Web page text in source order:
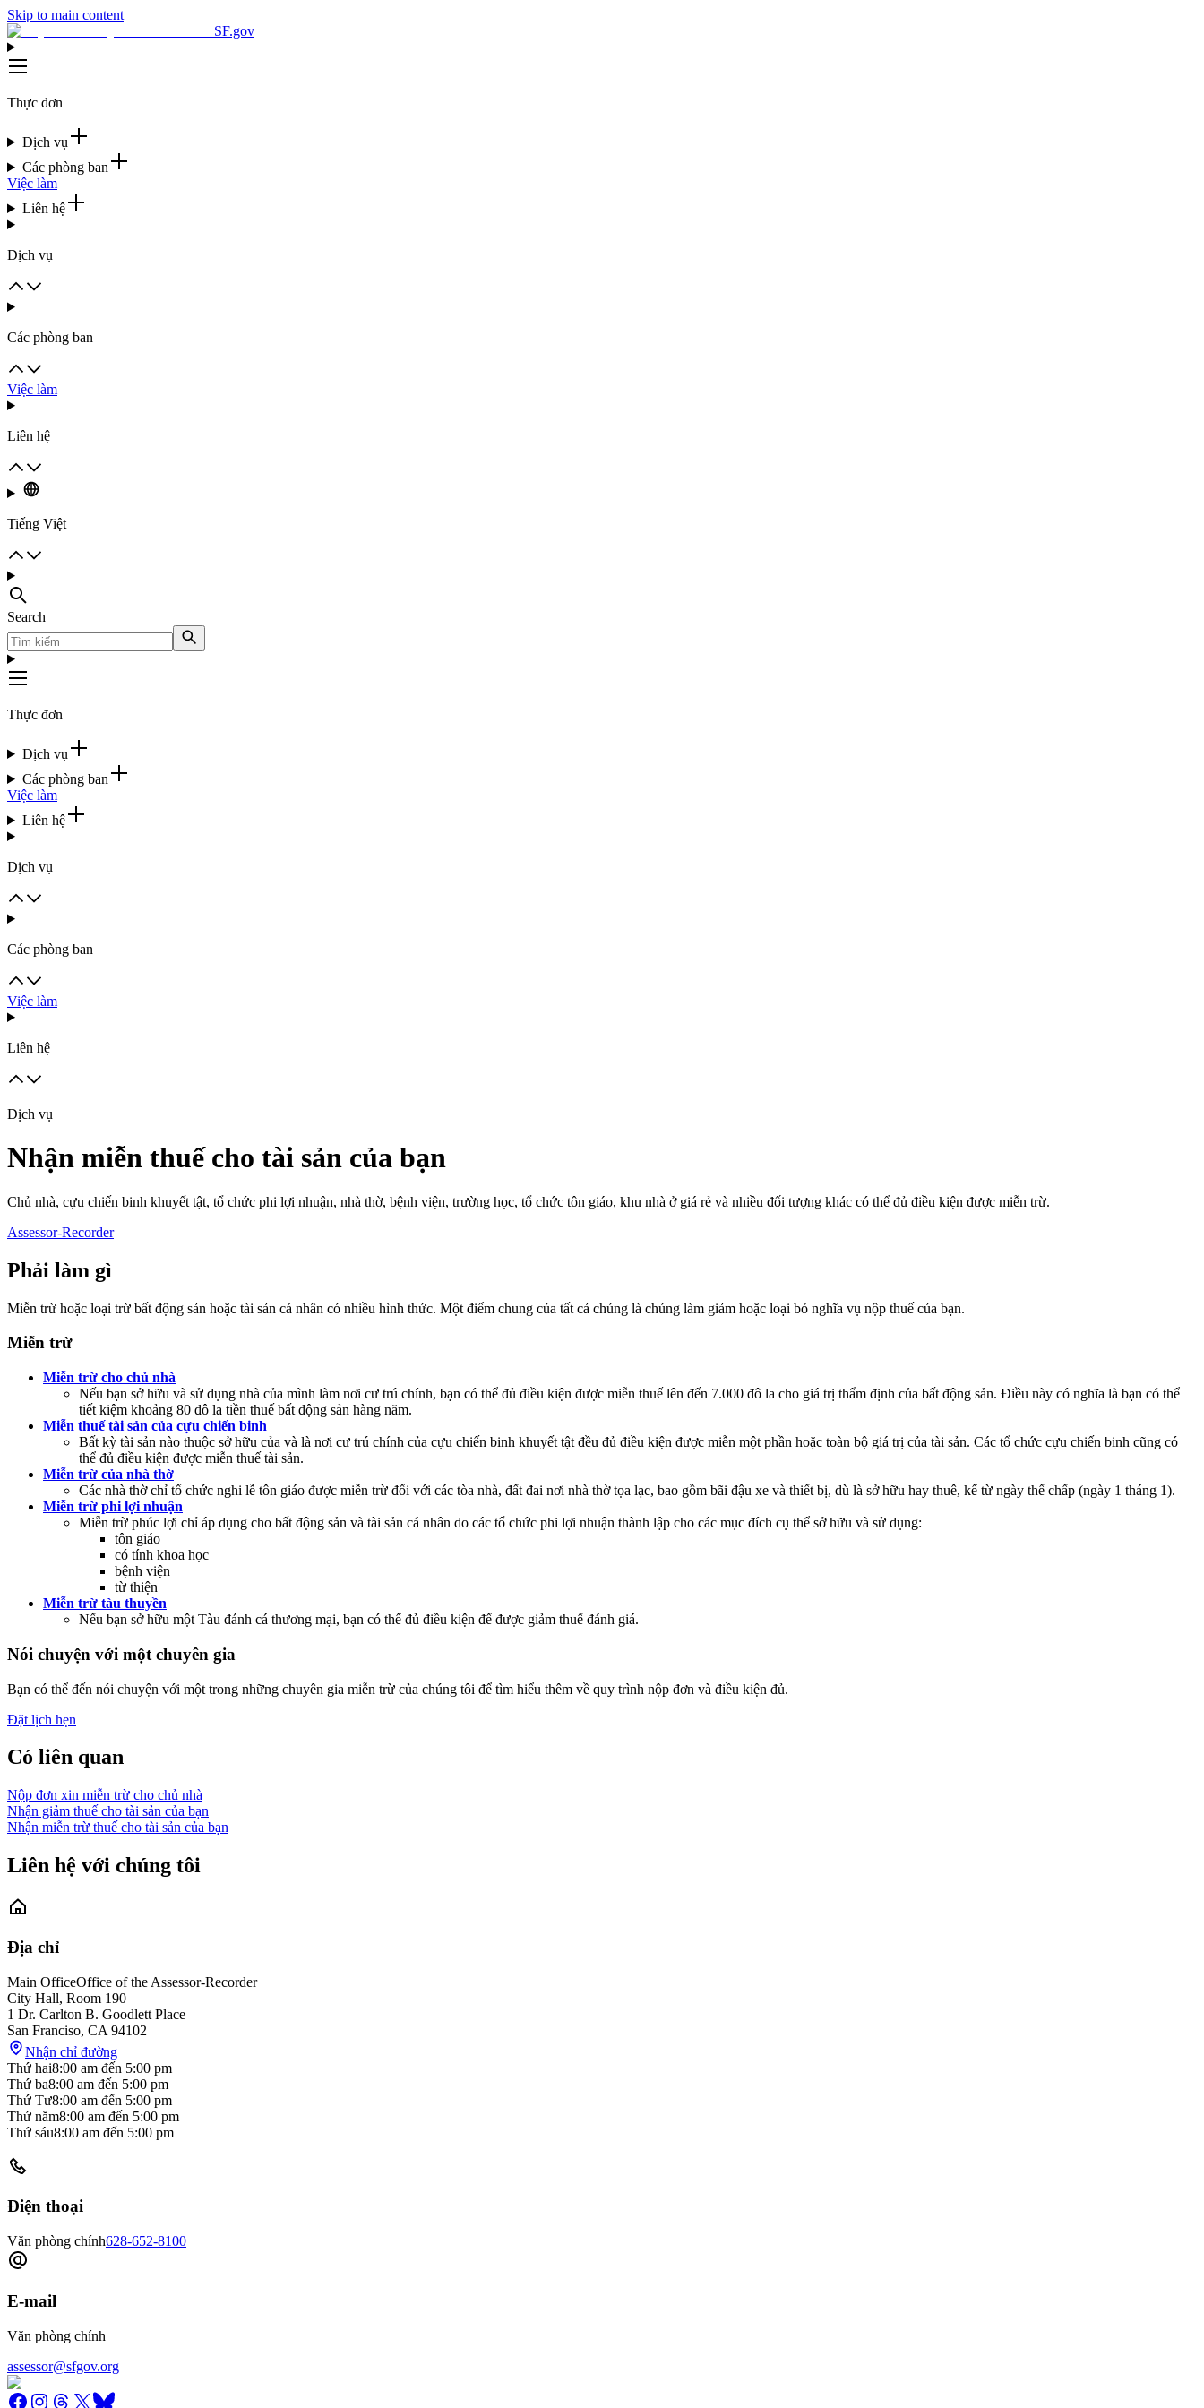
Skip to main content
SF.gov
Thực đơn
Dịch vụ
Các phòng ban
Việc làm
Liên hệ
Dịch vụ
Các phòng ban
Việc làm
Liên hệ
Tiếng Việt
Search
Thực đơn
Dịch vụ
Các phòng ban
Việc làm
Liên hệ
Dịch vụ
Các phòng ban
Việc làm
Liên hệ
Dịch vụ
Nhận miễn thuế cho tài sản của bạn
Chủ nhà, cựu chiến binh khuyết tật, tổ chức phi lợi nhuận, nhà thờ, bệnh viện, trường học, tổ chức tôn giáo, khu nhà ở giá rẻ và nhiều đối tượng khác có thể đủ điều kiện được miễn trừ.
Assessor-Recorder
Phải làm gì
Miễn trừ hoặc loại trừ bất động sản hoặc tài sản cá nhân có nhiều hình thức. Một điểm chung của tất cả chúng là chúng làm giảm hoặc loại bỏ nghĩa vụ nộp thuế của bạn.
Miễn trừ
Miễn trừ cho chủ nhà
Nếu bạn sở hữu và sử dụng nhà của mình làm nơi cư trú chính, bạn có thể đủ điều kiện được miễn thuế lên đến 7.000 đô la cho giá trị thẩm định của bất động sản. Điều này có nghĩa là bạn có thể
tiết kiệm khoảng 80 đô la tiền thuế bất động sản hàng năm.
Miễn thuế tài sản của cựu chiến binh
Bất kỳ tài sản nào thuộc sở hữu của và là nơi cư trú chính của cựu chiến binh khuyết tật đều đủ điều kiện được miễn một phần hoặc toàn bộ giá trị của tài sản. Các tổ chức cựu chiến binh cũng có
thể đủ điều kiện được miễn thuế tài sản.
Miễn trừ của nhà thờ
Các nhà thờ chỉ tổ chức nghi lễ tôn giáo được miễn trừ đối với các tòa nhà, đất đai nơi nhà thờ tọa lạc, bao gồm bãi đậu xe và thiết bị, dù là sở hữu hay thuê, kể từ ngày thế chấp (ngày 1 tháng 1).
Miễn trừ phi lợi nhuận
Miễn trừ phúc lợi chỉ áp dụng cho bất động sản và tài sản cá nhân do các tổ chức phi lợi nhuận thành lập cho các mục đích cụ thể sở hữu và sử dụng:
tôn giáo
có tính khoa học
bệnh viện
từ thiện
Miễn trừ tàu thuyền
Nếu bạn sở hữu một Tàu đánh cá thương mại, bạn có thể đủ điều kiện để được giảm thuế đánh giá.
Nói chuyện với một chuyên gia
Bạn có thể đến nói chuyện với một trong những chuyên gia miễn trừ của chúng tôi để tìm hiểu thêm về quy trình nộp đơn và điều kiện đủ.
Đặt lịch hẹn
Có liên quan
Nộp đơn xin miễn trừ cho chủ nhà
Nhận giảm thuế cho tài sản của bạn
Nhận miễn trừ thuế cho tài sản của bạn
Liên hệ với chúng tôi
Địa chỉ
Main OfficeOffice of the Assessor-Recorder
City Hall, Room 190
1 Dr. Carlton B. Goodlett Place
San Franciso, CA 94102
Nhận chỉ đường
Thứ hai8:00 am đến 5:00 pm
Thứ ba8:00 am đến 5:00 pm
Thứ Tư8:00 am đến 5:00 pm
Thứ năm8:00 am đến 5:00 pm
Thứ sáu8:00 am đến 5:00 pm
Điện thoại
Văn phòng chính628-652-8100
E-mail
Văn phòng chính
assessor@sfgov.org